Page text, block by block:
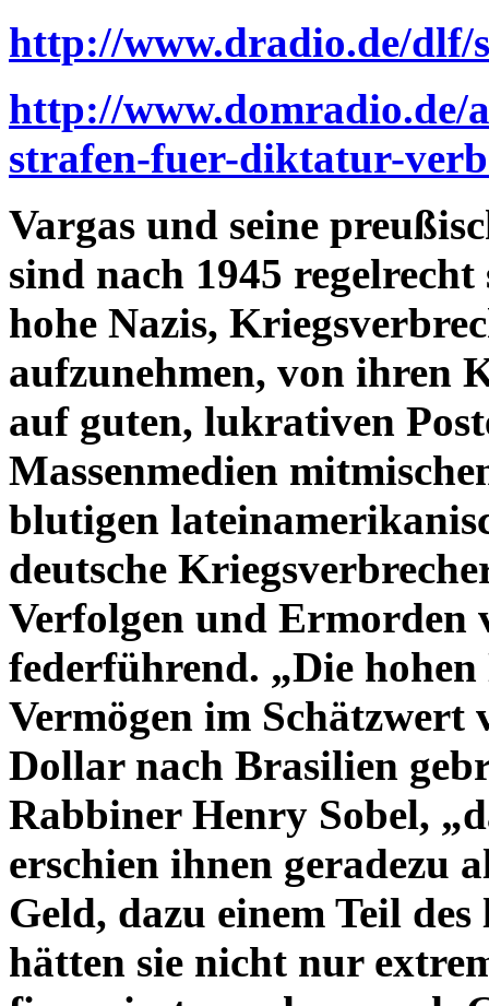
http://www.dradio.de/dlf/
http://www.domradio.de/
strafen-fuer-diktatur-
Vargas und seine
sind nach 1945
hohe Nazis,
aufzunehmen, von ihren
auf guten, lukrativen
Massenmedien
blutigen
deutsche
Verfolgen und Ermorden
federführend. „Die
Vermögen im
Dollar nach Brasilien
Rabbiner Henry Sobel,
erschien ihnen geradezu
Geld, dazu einem Teil des
hätten sie nicht nur